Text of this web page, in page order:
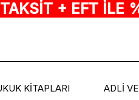
+ EFT İLE
KİTAPLARI ADLİ